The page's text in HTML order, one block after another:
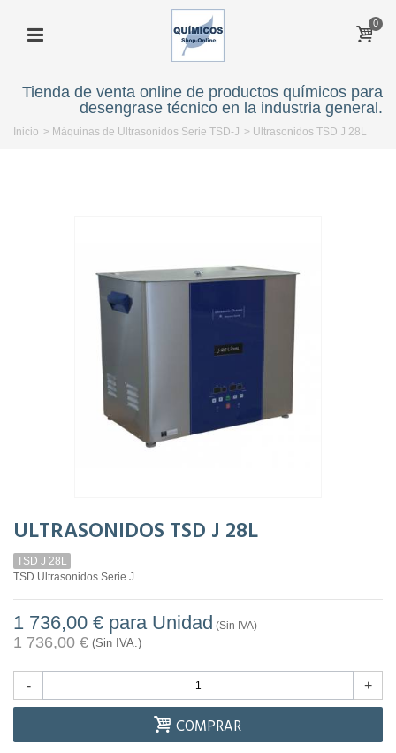
0
Tienda de venta online de productos químicos para
desengrase técnico en la industria general.
Inicio > Máquinas de Ultrasonidos Serie TSD-J > Ultrasonidos TSD J 28L
ULTRASONIDOS TSD J 28L
TSD J 28L
TSD Ultrasonidos Serie J
1 736,00 € para Unidad (Sin IVA)
1 736,00 € (Sin IVA.)
- +
COMPRAR